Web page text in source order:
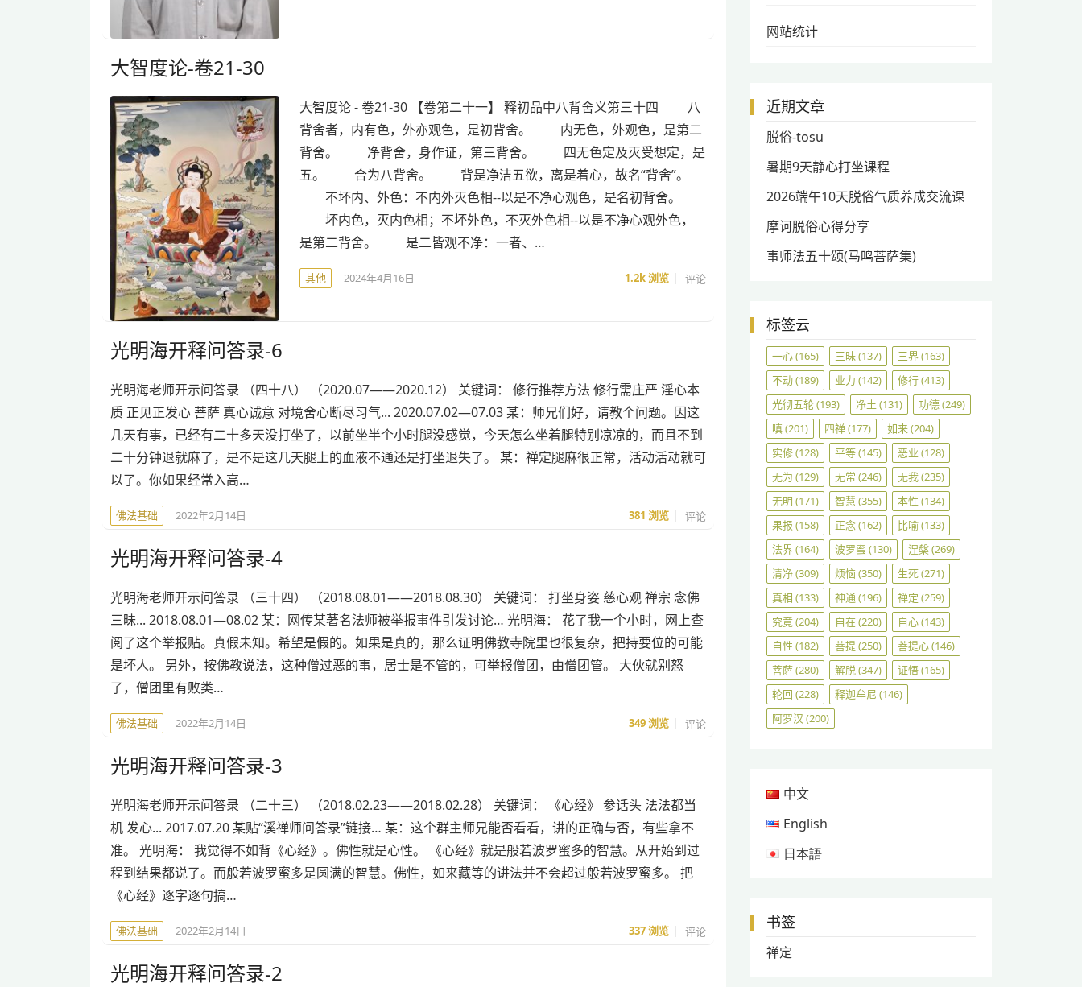
大智度论-卷21-30
大智度论 - 卷21-30 【卷第二十一】 释初品中八背舍义第三十四 八
背舍者，内有色，外亦观色，是初背舍。 内无色，外观色，是第二
背舍。 净背舍，身作证，第三背舍。 四无色定及灭受想定，是
五。 合为八背舍。 背是净洁五欲，离是着心，故名“背舍”。
不坏内、外色：不内外灭色相--以是不净心观色，是名初背舍。
坏内色，灭内色相；不坏外色，不灭外色相--以是不净心观外色，
是第二背舍。 是二皆观不净：一者、…
其他 2024年4月16日 1.2k浏览 评论
光明海开释问答录-6
光明海老师开示问答录 （四十八） （2020.07——2020.12） 关键词： 修行推荐方法 修行需庄严 淫心本
质 正见正发心 菩萨 真心诚意 对境舍心断尽习气... 2020.07.02—07.03 某：师兄们好，请教个问题。因这
几天有事，已经有二十多天没打坐了，以前坐半个小时腿没感觉，今天怎么坐着腿特别凉凉的，而且不到
二十分钟退就麻了，是不是这几天腿上的血液不通还是打坐退失了。 某：禅定腿麻很正常，活动活动就可
以了。你如果经常入高…
佛法基础 2022年2月14日 381 浏览 评论
光明海开释问答录-4
光明海老师开示问答录 （三十四） （2018.08.01——2018.08.30） 关键词： 打坐身姿 慈心观 禅宗 念佛
三昧... 2018.08.01—08.02 某：网传某著名法师被举报事件引发讨论… 光明海： 花了我一个小时，网上查
阅了这个举报贴。真假未知。希望是假的。如果是真的，那么证明佛教寺院里也很复杂，把持要位的可能
是坏人。 另外，按佛教说法，这种僧过恶的事，居士是不管的，可举报僧团，由僧团管。 大伙就别怒
了，僧团里有败类…
佛法基础 2022年2月14日 349浏览 评论
光明海开释问答录-3
光明海老师开示问答录 （二十三） （2018.02.23——2018.02.28） 关键词： 《心经》 参话头 法法都当
机 发心... 2017.07.20 某贴“溪禅师问答录”链接… 某：这个群主师兄能否看看，讲的正确与否，有些拿不
准。 光明海： 我觉得不如背《心经》。佛性就是心性。 《心经》就是般若波罗蜜多的智慧。从开始到过
程到结果都说了。而般若波罗蜜多是圆满的智慧。佛性，如来藏等的讲法并不会超过般若波罗蜜多。 把
《心经》逐字逐句搞…
佛法基础 2022年2月14日 337浏览 评论
光明海开释问答录-2
网站统计
近期文章
脱俗-tosu
暑期9天静心打坐课程
2026端午10天脱俗气质养成交流课
摩诃脱俗心得分享
事师法五十颂(马鸣菩萨集)
标签云
一心(165) 三昧(137) 三界(163)
不动(189) 业力 (142) 修行(413)
光彻五轮(193) 净土 (131) 功德(249)
嗔(201) 四禅(177) 如来(204)
实修(128) 平等(145) 恶业 (128)
无为 (129) 无常 (246) 无我(235)
无明 (171) 智慧 (355) 本性 (134)
果报 (158) 正念(162) 比喻(133)
法界(164) 波罗蜜 (130) 涅槃(269)
清净(309) 烦恼(350) 生死(271)
真相 (133) 神通 (196) 禅定 (259)
究竟(204) 自在(220) 自心(143)
自性 (182) 菩提(250) 菩提心(146)
菩萨(280) 解脱(347) 证悟(165)
轮回 (228) 释迦牟尼 (146)
阿罗汉 (200)
中文
English
日本語
书签
禅定